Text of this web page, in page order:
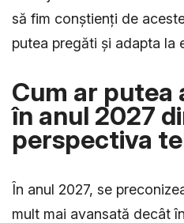
să fim conștienți de
putea pregăti și adapta la
Cum ar putea
în anul 2027
perspectiva
În anul 2027, se
mult mai avansată decât